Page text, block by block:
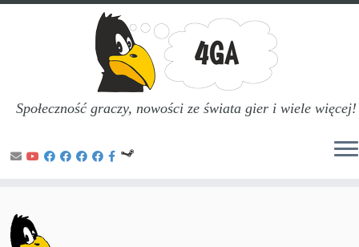
treści
Społeczność graczy, nowości ze świata gier i wiele więcej!